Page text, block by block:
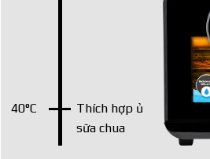
40°C
Thích hợp ủ
sữa chua